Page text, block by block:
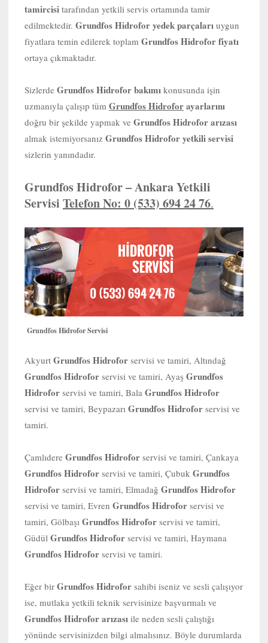
tamircisi tarafından yetkili servis ortamında tamir
edilmektedir. Grundfos Hidrofor yedek parçaları uygun
fiyatlara temin edilerek toplam Grundfos Hidroforfiyatı
ortaya çıkmaktadır.
Sizlerde Grundfos Hidrofor bakımı konusunda işin
uzmanıyla çalışıp tüm Grundfos Hidroforayarlarını
doğru bir şekilde yapmak ve Grundfos Hidrofor arızası
almak istemiyorsanız Grundfos Hidrofor yetkili servisi
sizlerin yanındadır.
Grundfos Hidrofor – Ankara Yetkili
Servisi Telefon No: 0 (533) 694 24 76.
Grundfos Hidrofor Servisi
Akyurt Grundfos Hidrofor servisi ve tamiri, Altındağ
Grundfos Hidrofor servisi ve tamiri, Ayaş Grundfos
Hidrofor servisi ve tamiri, Bala Grundfos Hidrofor
servisi ve tamiri, Beypazarı Grundfos Hidrofor servisi ve
tamiri.
Çamlıdere Grundfos Hidrofor servisi ve tamiri, Çankaya
Grundfos Hidrofor servisi ve tamiri, Çubuk Grundfos
Hidrofor servisi ve tamiri, Elmadağ Grundfos Hidrofor
servisi ve tamiri, Evren Grundfos Hidrofor servisi ve
tamiri, Gölbaşı Grundfos Hidrofor servisi ve tamiri,
Güdül Grundfos Hidrofor servisi ve tamiri, Haymana
Grundfos Hidrofor servisi ve tamiri.
Eğer bir Grundfos Hidrofor sahibi iseniz ve sesli çalışıyor
ise, mutlaka yetkili teknik servisinize başvurmalı ve
Grundfos Hidrofor arızası ile neden sesli çalıştığı
yönünde servisinizden bilgi almalısınız. Böyle durumlarda